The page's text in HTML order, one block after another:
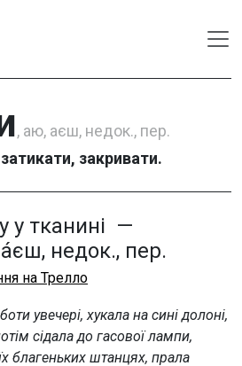
, аю, аєш, недок., пер.
закривати.
у тканині —
недок., пер.
на Трелло
увечері, хукала на сині долоні,
сідала до гасової лампи,
благеньких штанцях, прала